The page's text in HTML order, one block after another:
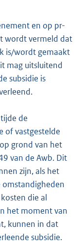
en op pr-
wordt vermeld dat
is/wordt gemaakt
mag uitsluitend
subsidie is
de
of vastgestelde
grond van het
van de Awb. Dit
zijn, als het
die al
het moment van
kunnen in dat
subsidie.